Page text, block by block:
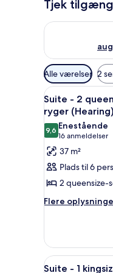
Tjek
Tjek
Tilgængelige
filtre
for
værelser
Alle værelser 2
Indlæs
alle
billeder
af
Suite
-
2
queensize-
senge
-
ikke-
5
Suite - 2
ryger (Hearing)
9,69,6 ud af 10
Enestående
16 anmeldelser
(16
anmeldelser)
37 m²
Plads til 6
2 queensize-
Flere
Flere
-
queensize-
Indlæs
3
Suite - 1